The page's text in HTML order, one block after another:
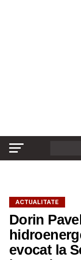
ACTUALITATE
Dorin
evocat la